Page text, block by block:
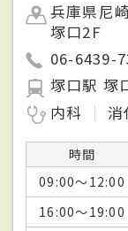
兵庫県尼
塚口2F
06-6439-
塚口駅 塚
内科
消
時間
09:00～12:00
16:00～19:00